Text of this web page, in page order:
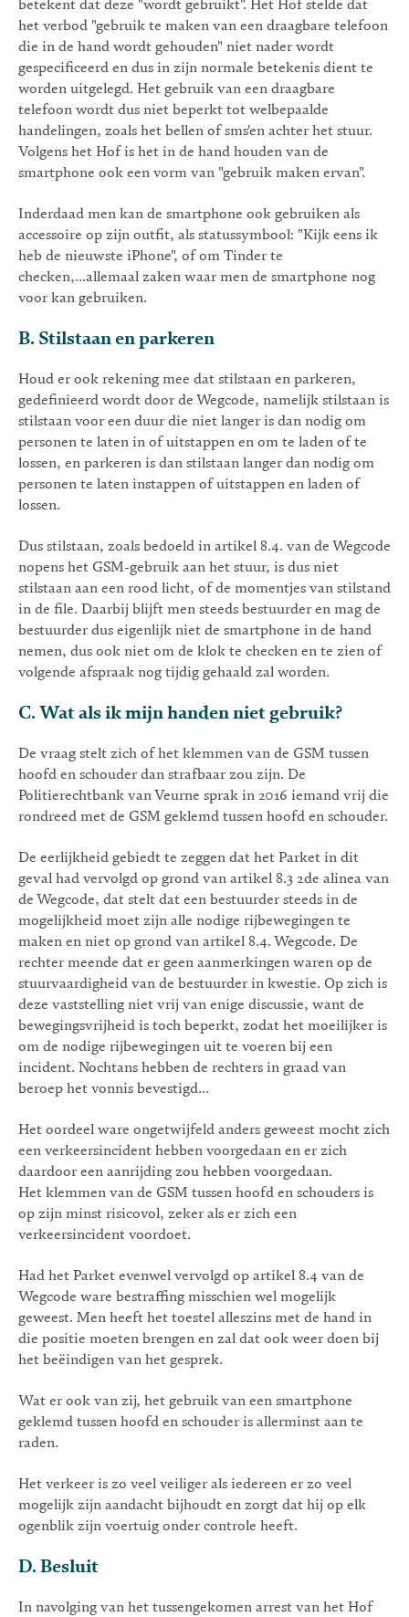
betekent dat deze "wordt gebruikt". Het Hof stelde dat
het verbod "gebruik te maken van een draagbare telefoon
die in de hand wordt gehouden" niet nader wordt
gespecificeerd en dus in zijn normale betekenis dient te
worden uitgelegd. Het gebruik van een draagbare
telefoon wordt dus niet beperkt tot welbepaalde
handelingen, zoals het bellen of sms'en achter het stuur.
Volgens het Hof is het in de hand houden van de
smartphone ook een vorm van "gebruik maken ervan".
Inderdaad men kan de smartphone ook gebruiken als
accessoire op zijn outfit, als statussymbool: "Kijk eens ik
heb de nieuwste iPhone", of om Tinder te
checken,...allemaal zaken waar men de smartphone nog
voor kan gebruiken.
B. Stilstaan en parkeren
Houd er ook rekening mee dat stilstaan en parkeren,
gedefinieerd wordt door de Wegcode, namelijk stilstaan is
stilstaan voor een duur die niet langer is dan nodig om
personen te laten in of uitstappen en om te laden of te
lossen, en parkeren is dan stilstaan langer dan nodig om
personen te laten instappen of uitstappen en laden of
lossen.
Dus stilstaan, zoals bedoeld in artikel 8.4. van de Wegcode
nopens het GSM-gebruik aan het stuur, is dus niet
stilstaan aan een rood licht, of de momentjes van stilstand
in de file. Daarbij blijft men steeds bestuurder en mag de
bestuurder dus eigenlijk niet de smartphone in de hand
nemen, dus ook niet om de klok te checken en te zien of
volgende afspraak nog tijdig gehaald zal worden.
C. Wat als ik mijn handen niet gebruik?
De vraag stelt zich of het klemmen van de GSM tussen
hoofd en schouder dan strafbaar zou zijn. De
Politierechtbank van Veurne sprak in 2016 iemand vrij die
rondreed met de GSM geklemd tussen hoofd en schouder.
De eerlijkheid gebiedt te zeggen dat het Parket in dit
geval had vervolgd op grond van artikel 8.3 2de alinea van
de Wegcode, dat stelt dat een bestuurder steeds in de
mogelijkheid moet zijn alle nodige rijbewegingen te
maken en niet op grond van artikel 8.4. Wegcode. De
rechter meende dat er geen aanmerkingen waren op de
stuurvaardigheid van de bestuurder in kwestie. Op zich is
deze vaststelling niet vrij van enige discussie, want de
bewegingsvrijheid is toch beperkt, zodat het moeilijker is
om de nodige rijbewegingen uit te voeren bij een
incident. Nochtans hebben de rechters in graad van
beroep het vonnis bevestigd...
Het oordeel ware ongetwijfeld anders geweest mocht zich
een verkeersincident hebben voorgedaan en er zich
daardoor een aanrijding zou hebben voorgedaan.
Het klemmen van de GSM tussen hoofd en schouders is
op zijn minst risicovol, zeker als er zich een
verkeersincident voordoet.
Had het Parket evenwel vervolgd op artikel 8.4 van de
Wegcode ware bestraffing misschien wel mogelijk
geweest. Men heeft het toestel alleszins met de hand in
die positie moeten brengen en zal dat ook weer doen bij
het beëindigen van het gesprek.
Wat er ook van zij, het gebruik van een smartphone
geklemd tussen hoofd en schouder is allerminst aan te
raden.
Het verkeer is zo veel veiliger als iedereen er zo veel
mogelijk zijn aandacht bijhoudt en zorgt dat hij op elk
ogenblik zijn voertuig onder controle heeft.
D. Besluit
In navolging van het tussengekomen arrest van het Hof